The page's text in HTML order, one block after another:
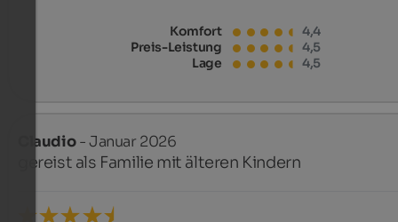
Komfort
4,4
Preis-Leistung
4,5
Lage
4,5
Claudio- Januar 2026
gereist als Familie mit älteren Kindern